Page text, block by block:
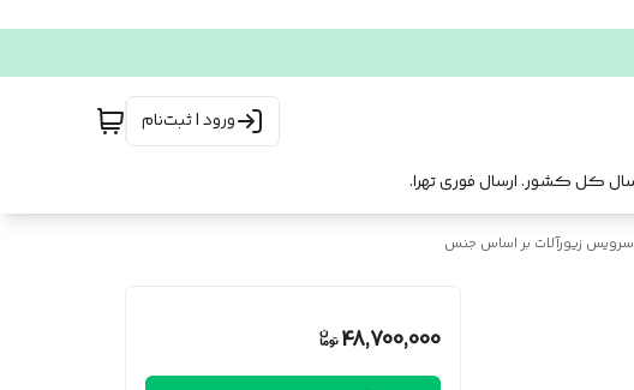
ورود | ثبت‌نام
سرویس زیورآلات بر اساس جنس
48,700,000